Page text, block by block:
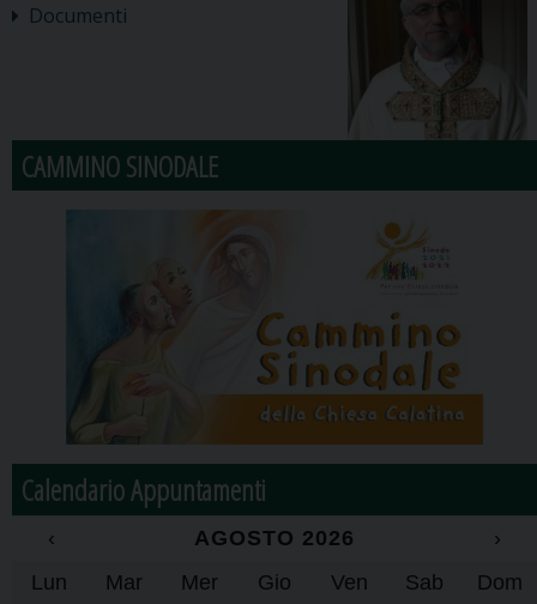
Documenti
CAMMINO SINODALE
Calendario Appuntamenti
‹ AGOSTO 2026
›
Lun
Mar Mer Gio Ven Sab Dom